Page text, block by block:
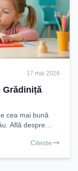
17 mai 2026
Grădiniță
cea mai bună
Află despre
Citeste